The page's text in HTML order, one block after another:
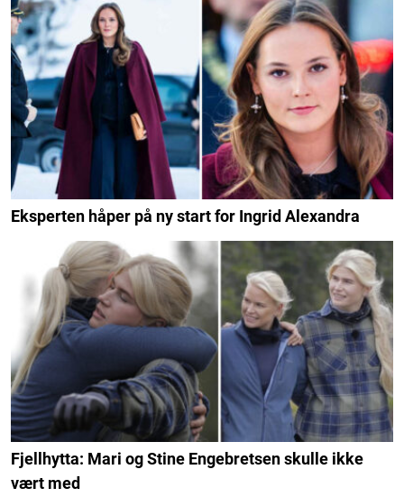
Eksperten håper på ny start for Ingrid Alexandra
Fjellhytta: Mari og Stine Engebretsen skulle ikke
vært med